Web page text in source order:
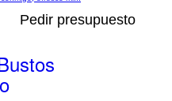
Pedir presupuesto